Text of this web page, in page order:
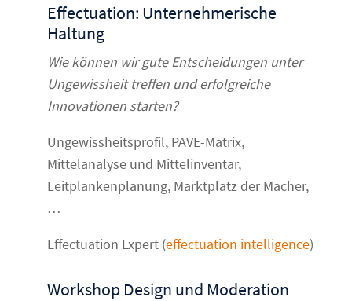
Effectuation: Unternehmerische
Haltung
Wie können wir gute Entscheidungen unter
Ungewissheittreffen und erfolgreiche
Innovationen starten?
Ungewissheitsprofil, PAVE-Matrix,
Mittelanalyse und Mittelinventar,
Leitplankenplanung, Marktplatz der Macher,
…
Effectuation Expert (effectuation intelligence)
Workshop Design und Moderation